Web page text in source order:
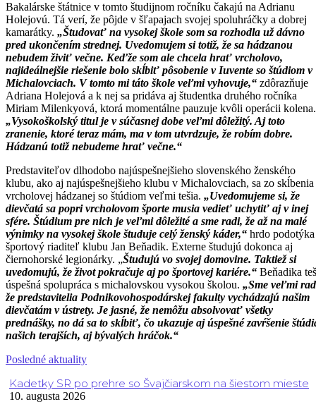
Bakalárske štátnice v tomto študijnom ročníku čakajú na Adrianu
Holejovú. Tá verí, že pôjde v šľapajach svojej spoluhráčky a dobrej
kamarátky. „Študovať na vysokej škole som sa rozhodla už dávno
pred ukončením strednej. Uvedomujem si totiž, že sa hádzanou
nebudem živiť večne. Keďže som ale chcela hrať vrcholovo,
najideálnejšie riešenie bolo skĺbiť pôsobenie v Iuvente so štúdiom v
Michalovciach. V tomto mi táto škole veľmi vyhovuje,“ zdôrazňuje
Adriana Holejová a k nej sa pridáva aj študentka druhého ročníka
Miriam Milenkyová, ktorá momentálne pauzuje kvôli operácii kolena.
„Vysokoškolský titul je v súčasnej dobe veľmi dôležitý. Aj toto
zranenie, ktoré teraz mám, ma v tom utvrdzuje, že robím dobre.
Hádzanú totiž nebudeme hrať večne.“
Predstaviteľov dlhodobo najúspešnejšieho slovenského ženského
klubu, ako aj najúspešnejšieho klubu v Michalovciach, sa zo skĺbenia
vrcholovej hádzanej so štúdiom veľmi tešia. „Uvedomujeme si, že
dievčatá sa popri vrcholovom športe musia vedieť uchytiť aj v inej
sfére. Štúdium pre nich je veľmi dôležité a sme radi, že až na malé
výnimky na vysokej škole študuje celý ženský káder,“ hrdo podotýka
športový riaditeľ klubu Jan Beňadik. Externe študujú dokonca aj
čiernohorské legionárky. „Študujú vo svojej domovine. Taktiež si
uvedomujú, že život pokračuje aj po športovej kariére.“ Beňadika
úspešná spolupráca s michalovskou vysokou školou. „Sme veľmi
že predstavitelia Podnikovohospodárskej fakulty vychádzajú našim
dievčatám v ústrety. Je jasné, že nemôžu absolvovať všetky
prednášky, no dá sa to skĺbiť, čo ukazuje aj úspešné zavŕšenie
našich terajších, aj bývalých hráčok.“
Posledné aktuality
Kadetky SR po prehre so Švajčiarskom na šiestom mieste
10. augusta 2026